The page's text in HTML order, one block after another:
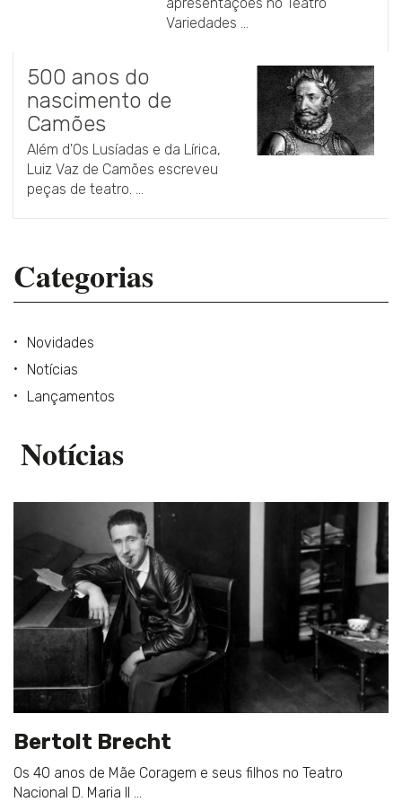
Variedades ...
500 anos do
nascimento de
Camões
Além d'Os Lusíadas e da Lírica,
Luiz Vaz de Camões escreveu
peças de teatro. ...
Categorias
Novidades
Notícias
Lançamentos
Notícias
Bertolt Brecht
Os 40 anos de Mãe Coragem e seus filhos no Teatro
Nacional D. Maria II ...